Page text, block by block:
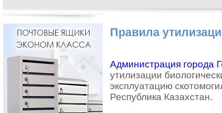
Правила
Администрация города
утилизации
эксплуатацию
Республика Казахстан.